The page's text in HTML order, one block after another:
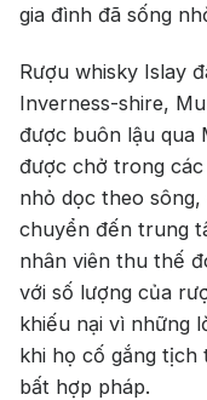
gia đình đã sống
Rượu whisky Islay
Inverness-shire,
được buôn lậu qua
được chở trong
nhỏ dọc theo
chuyển đến trung
nhân viên thu thế
với số lượng của
khiếu nại vì những
khi họ cố gắng tịch
bất hợp pháp.